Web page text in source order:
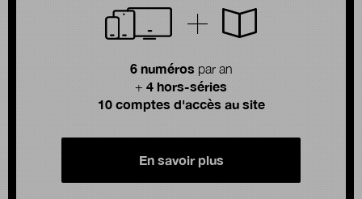
6 numéros par an
+ 4 hors-séries
10 comptes d'accès au site
En savoir plus